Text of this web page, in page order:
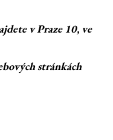
v Praze 10, ve
stránkách